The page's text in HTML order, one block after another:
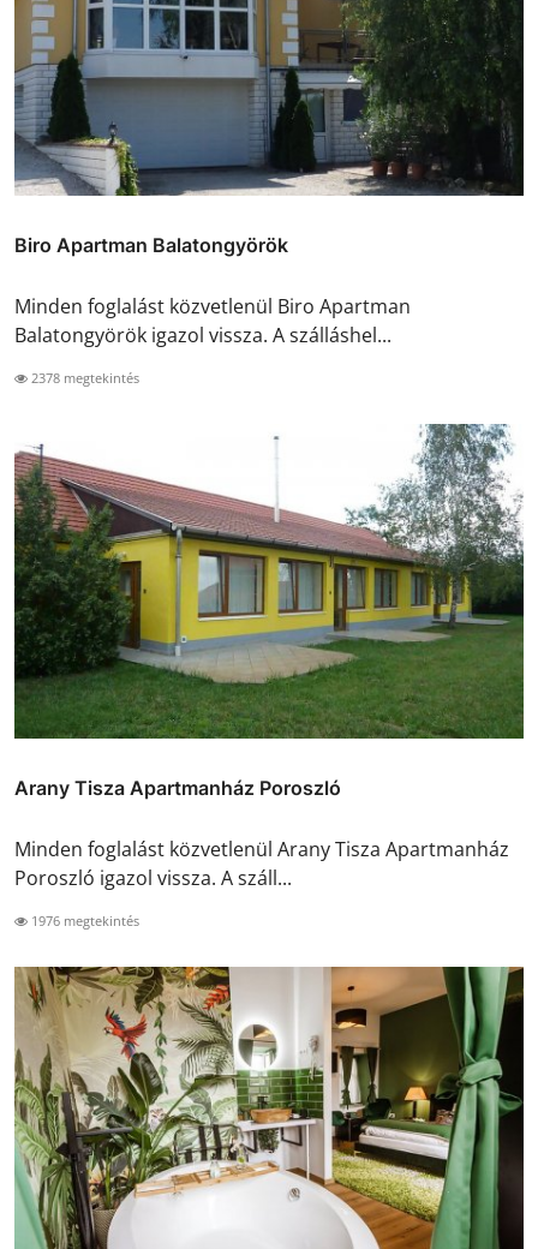
Biro Apartman Balatongyörök
Minden foglalást közvetlenül Biro Apartman
Balatongyörök igazol vissza. A szálláshel...
2378 megtekintés
Arany Tisza Apartmanház Poroszló
Minden foglalást közvetlenül Arany Tisza Apartmanház
Poroszló igazol vissza. A száll...
1976 megtekintés